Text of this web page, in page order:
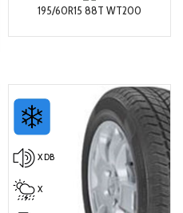
195/60R15 88T WT200
X DB
X